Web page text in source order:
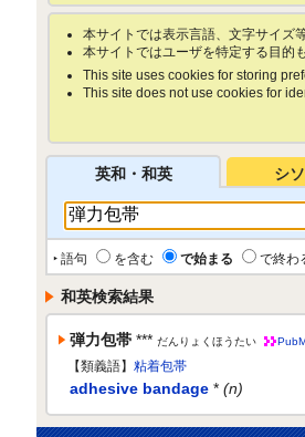
本サイトでは表示言語、文字サイズ
本サイトではユーザを特定する目的
This site uses cookies for storing
This site does not use cookies for
英和・和英 シ
‣ 語句 を含む で始まる で終わ
和英検索結果
弾力包帯 *** だんりょくほうたい
【類義語】 粘着包帯
adhesive bandage * (n)